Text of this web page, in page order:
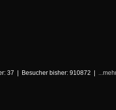
37 | Besucher bisher: 910872 |